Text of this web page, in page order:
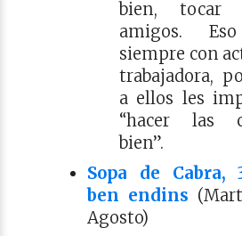
bien, tocar
amigos.
siempre con
trabajadora,
a ellos les
“hacer las
bien”.
Sopa de Cabra,
ben endins
Agosto)